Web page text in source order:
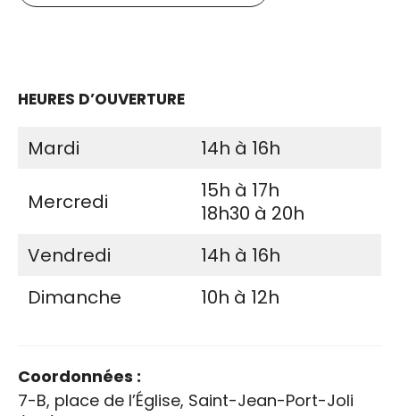
HEURES D’OUVERTURE
Mardi 14h à 16h
Mercredi
15h à 17h
18h30 à 20h
Vendredi
14h à 16h
Dimanche
10h à 12h
Coordonnées :
7-B, place de l’Église, Saint-Jean-Port-Joli